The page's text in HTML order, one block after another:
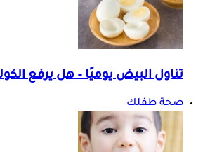
تناول البيض يوميًا – هل يرفع
صحة طفلك